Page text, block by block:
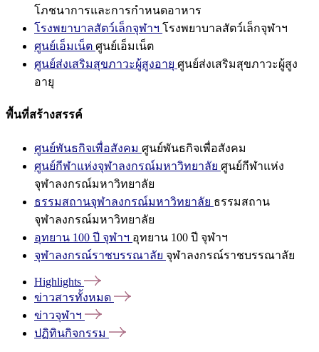
โภชนาการและการกำหนดอาหาร
โรงพยาบาลสัตว์เล็กจุฬาฯ โรงพยาบาลสัตว์เล็กจุฬาฯ
ศูนย์เอ็มเน็ต ศูนย์เอ็มเน็ต
ศูนย์ส่งเสริมสุขภาวะผู้สูงอายุ ศูนย์ส่งเสริมสุขภาวะผู้สูง
อายุ
พื้นที่สร้างสรรค์
ศูนย์พันธกิจเพื่อสังคม ศูนย์พันธกิจเพื่อสังคม
ศูนย์กีฬาแห่งจุฬาลงกรณ์มหาวิทยาลัย ศูนย์กีฬาแห่ง
จุฬาลงกรณ์มหาวิทยาลัย
ธรรมสถานจุฬาลงกรณ์มหาวิทยาลัย ธรรมสถาน
จุฬาลงกรณ์มหาวิทยาลัย
อุทยาน 100 ปี จุฬาฯ อุทยาน 100 ปี จุฬาฯ
จุฬาลงกรณ์ราชบรรณาลัย จุฬาลงกรณ์ราชบรรณาลัย
Highlights
ข่าวสารทั้งหมด
ข่าวจุฬาฯ
ปฏิทินกิจกรรม